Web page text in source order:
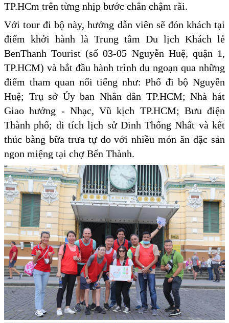
TP.HCm trên từng nhịp bước chân chậm rãi.
Với tour đi bộ này, hướng dẫn viên sẽ đón khách tại
điểm khởi hành là Trung tâm Du lịch Khách lẻ
BenThanh Tourist (số 03-05 Nguyễn Huệ, quận 1,
TP.HCM) và bắt đầu hành trình du ngoạn qua những
điểm tham quan nổi tiếng như: Phố đi bộ Nguyễn
Huệ; Trụ sở Ủy ban Nhân dân TP.HCM; Nhà hát
Giao hưởng - Nhạc, Vũ kịch TP.HCM; Bưu điện
Thành phố; di tích lịch sử Dinh Thống Nhất và kết
thúc bằng bữa trưa tự do với nhiều món ăn đặc sản
ngon miệng tại chợ Bến Thành.